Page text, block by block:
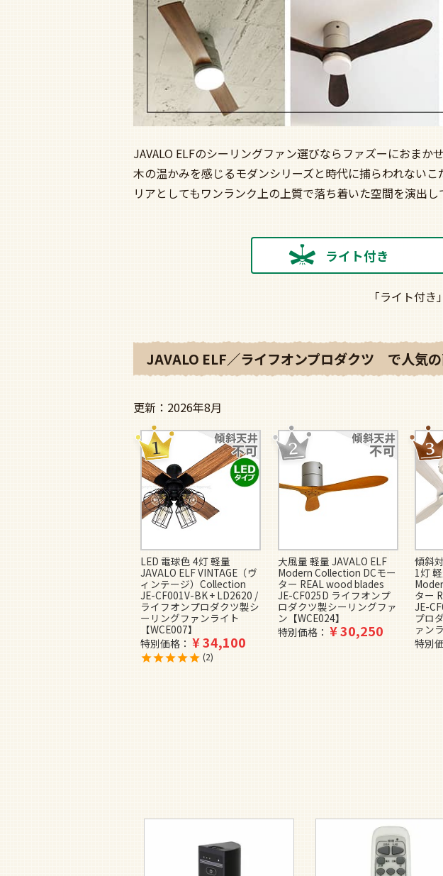
JAVALO ELFのシーリングファン選びならファズーにおまか
木の温かみを感じるモダンシリーズと時代に捕らわれない
リアとしてもワンランク上の上質で落ち着いた空間を演出し
ライト付き
「ライト付
JAVALO ELF／ライフオンプロダクツ で人気
2026年8月
LED 電球色 4灯 軽量
JAVALO ELF VINTAGE（ヴ
ィンテージ）Collection
JE-CF001V-BK + LD2620 /
ライフオンプロダクツ製シ
ーリングファンライト
【WCE007】
特別価格
¥34,100
2
大風量 軽量 JAVALO ELF
Modern Collection DCモー
ター REAL wood blades
JE-CF025D ライフオンプ
ロダクツ製シーリングファ
ン【WCE024】
特別価格
¥30,250
傾斜
1灯
ター
JE-
プロ
ァン
特別